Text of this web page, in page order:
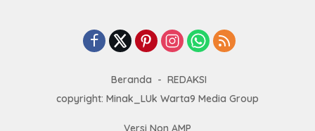
Beranda
REDAKSI
copyright: Minak_LUk Warta9 Media Group
Versi Non AMP